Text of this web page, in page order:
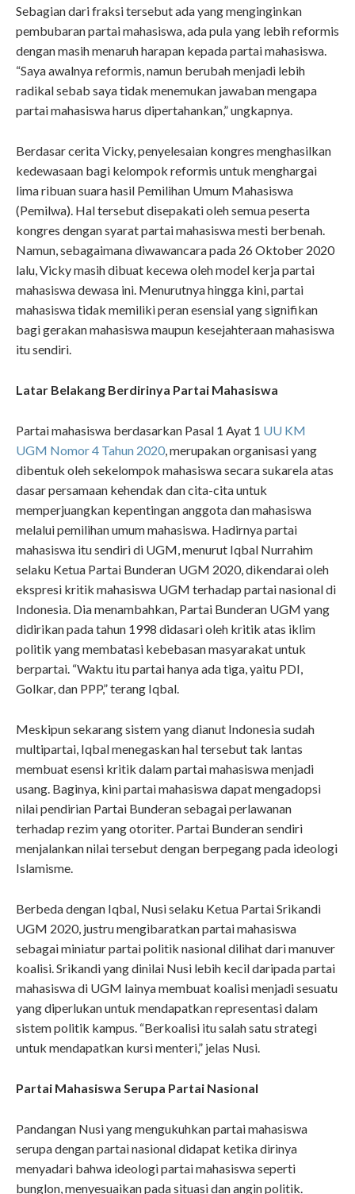
Sebagian dari fraksi tersebut ada yang menginginkan
pembubaran partai mahasiswa, ada pula yang lebih reformis
dengan masih menaruh harapan kepada partai mahasiswa.
“Saya awalnya reformis, namun berubah menjadi lebih
radikal sebab saya tidak menemukan jawaban mengapa
partai mahasiswa harus dipertahankan,” ungkapnya.
Berdasar cerita Vicky, penyelesaian kongres menghasilkan
kedewasaan bagi kelompok reformis untuk menghargai
lima ribuan suara hasil Pemilihan Umum Mahasiswa
(Pemilwa). Hal tersebut disepakati oleh semua peserta
kongres dengan syarat partai mahasiswa mesti berbenah.
Namun, sebagaimana diwawancara pada 26 Oktober 2020
lalu, Vicky masih dibuat kecewa oleh model kerja partai
mahasiswa dewasa ini. Menurutnya hingga kini, partai
mahasiswa tidak memiliki peran esensial yang signifikan
bagi gerakan mahasiswa maupun kesejahteraan mahasiswa
itu sendiri.
Latar Belakang Berdirinya Partai Mahasiswa
Partai mahasiswa berdasarkan Pasal 1 Ayat 1 UU KM
UGM Nomor 4 Tahun 2020, merupakan organisasi yang
dibentuk oleh sekelompok mahasiswa secara sukarela atas
dasar persamaan kehendak dan cita-cita untuk
memperjuangkan kepentingan anggota dan mahasiswa
melalui pemilihan umum mahasiswa. Hadirnya partai
mahasiswa itu sendiri di UGM, menurut Iqbal Nurrahim
selaku Ketua Partai Bunderan UGM 2020, dikendarai oleh
ekspresi kritik mahasiswa UGM terhadap partai nasional di
Indonesia. Dia menambahkan, Partai Bunderan UGM yang
didirikan pada tahun 1998 didasari oleh kritik atas iklim
politik yang membatasi kebebasan masyarakat untuk
berpartai. “Waktu itu partai hanya ada tiga, yaitu PDI,
Golkar, dan PPP,” terang Iqbal.
Meskipun sekarang sistem yang dianut Indonesia sudah
multipartai, Iqbal menegaskan hal tersebut tak lantas
membuat esensi kritik dalam partai mahasiswa menjadi
usang. Baginya, kini partai mahasiswa dapat mengadopsi
nilai pendirian Partai Bunderan sebagai perlawanan
terhadap rezim yang otoriter. Partai Bunderan sendiri
menjalankan nilai tersebut dengan berpegang pada ideologi
Islamisme.
Berbeda dengan Iqbal, Nusi selaku Ketua Partai Srikandi
UGM 2020, justru mengibaratkan partai mahasiswa
sebagai miniatur partai politik nasional dilihat dari manuver
koalisi. Srikandi yang dinilai Nusi lebih kecil daripada partai
mahasiswa di UGM lainya membuat koalisi menjadi sesuatu
yang diperlukan untuk mendapatkan representasi dalam
sistem politik kampus. “Berkoalisi itu salah satu strategi
untuk mendapatkan kursi menteri,” jelas Nusi.
Partai Mahasiswa Serupa Partai Nasional
Pandangan Nusi yang mengukuhkan partai mahasiswa
serupa dengan partai nasional didapat ketika dirinya
menyadari bahwa ideologi partai mahasiswa seperti
bunglon, menyesuaikan pada situasi dan angin politik.